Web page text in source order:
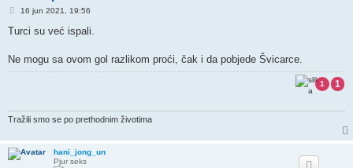
P
s
16 jun 2021, 19:56
Turci su već ispali.
Ne mogu sa ovom gol razlikom proći, čak i da pobjede Švicarce.
1
1
Tražili smo se po prethodnim životima
hani_jong_un
Pjur seks